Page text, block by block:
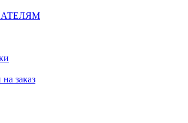
заказ